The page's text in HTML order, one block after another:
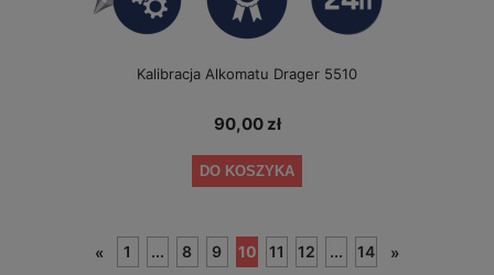
Kalibracja Alkomatu Drager 5510
90,00 zł
DO KOSZYKA
« 1 ... 8 9 10 11 12 ... 14 »